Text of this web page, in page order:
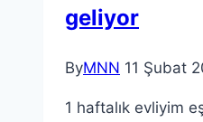
geliyor
ByMNN 11 Şubat
1 haftalık evliyim